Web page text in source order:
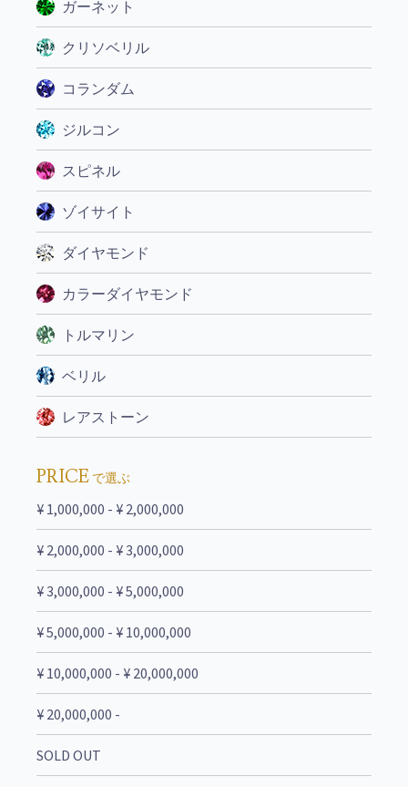
ガーネット
クリソベリル
コランダム
ジルコン
スピネル
ゾイサイト
ダイヤモンド
カラーダイヤモンド
トルマリン
ベリル
レアストーン
PRICE で選ぶ
¥ 1,000,000 - ¥ 2,000,000
¥ 2,000,000 - ¥ 3,000,000
¥ 3,000,000 - ¥ 5,000,000
¥ 5,000,000 - ¥ 10,000,000
¥ 10,000,000 - ¥ 20,000,000
¥ 20,000,000 -
SOLD OUT